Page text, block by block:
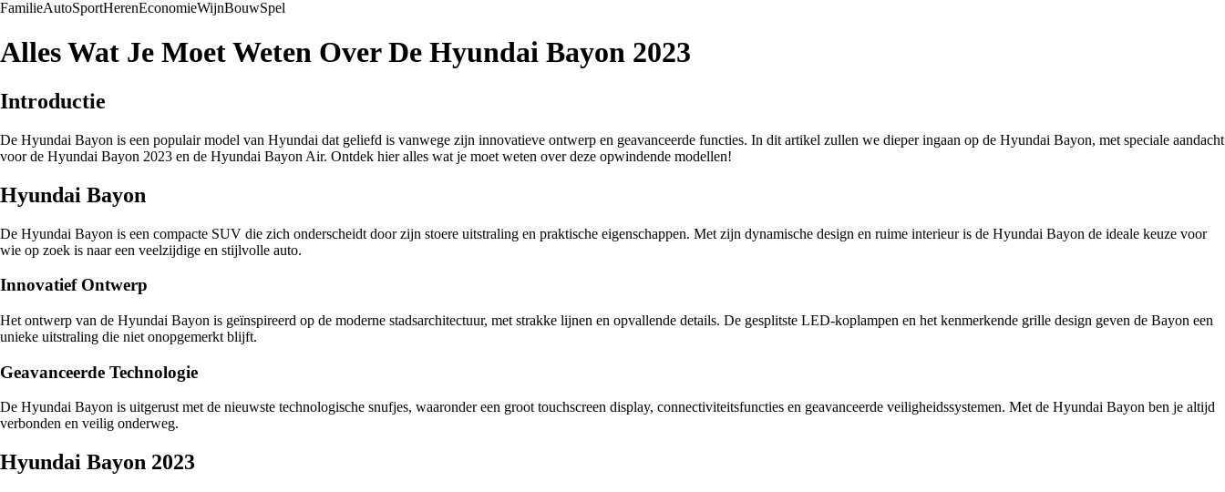
FamilieAutoSportHerenEconomieWijnBouwSpel
Alles Wat Je Moet Weten Over De Hyundai Bayon 2023
Introductie
De Hyundai Bayon is een populair model van Hyundai dat geliefd is vanwege zijn innovatieve ontwerp en geavanceerde functies. In dit artikel zullen we dieper ingaan op de Hyundai Bayon, met speciale aandacht
voor de Hyundai Bayon 2023 en de Hyundai Bayon Air. Ontdek hier alles wat je moet weten over deze opwindende modellen!
Hyundai Bayon
De Hyundai Bayon is een compacte SUV die zich onderscheidt door zijn stoere uitstraling en praktische eigenschappen. Met zijn dynamische design en ruime interieur is de Hyundai Bayon de ideale keuze voor
wie op zoek is naar een veelzijdige en stijlvolle auto.
Innovatief Ontwerp
Het ontwerp van de Hyundai Bayon is geïnspireerd op de moderne stadsarchitectuur, met strakke lijnen en opvallende details. De gesplitste LED-koplampen en het kenmerkende grille design geven de Bayon een
unieke uitstraling die niet onopgemerkt blijft.
Geavanceerde Technologie
De Hyundai Bayon is uitgerust met de nieuwste technologische snufjes, waaronder een groot touchscreen display, connectiviteitsfuncties en geavanceerde veiligheidssystemen. Met de Hyundai Bayon ben je altijd
verbonden en veilig onderweg.
Hyundai Bayon 2023